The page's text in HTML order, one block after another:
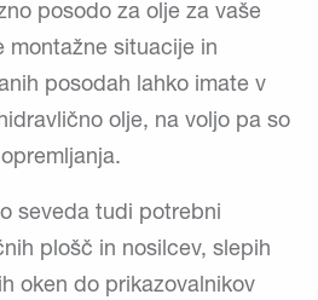
posodo za olje za vaše
montažne situacije in
posodah lahko imate v
olje, na voljo pa so
seveda tudi potrebni
plošč in nosilcev, slepih
oken do prikazovalnikov